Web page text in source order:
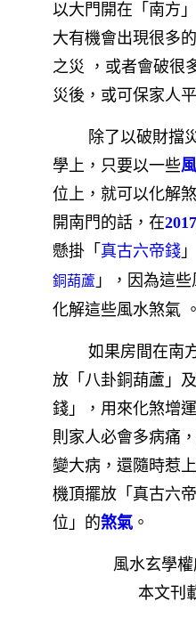
以大門開在「南方
大有機會出現很多
之災 ，或者會破很
災後，或可保家人
除了以破財擋
學上，只要以一些
位上，就可以化解
開南門的話，在
懸掛「 真古六帝錢
銅葫蘆 」，因為這
化解這些風水煞氣 。
如果房間在南
放「八卦銅葫蘆」
錢」，用來化煞增
則家人必會多病痛
變大病，還隨時惹
機頂擺放「真古六
位」的煞氣 。
風水玄學
本文刊載